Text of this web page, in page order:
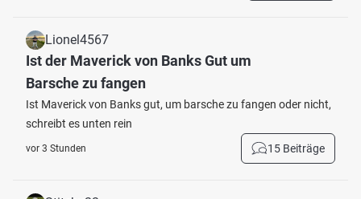
Lionel4567
Ist der Maverick von Banks Gut um
Barsche zu fangen
Ist Maverick von Banks gut, um barsche zu fangen oder nicht,
schreibt es unten rein
vor 3 Stunden 15 Beiträge